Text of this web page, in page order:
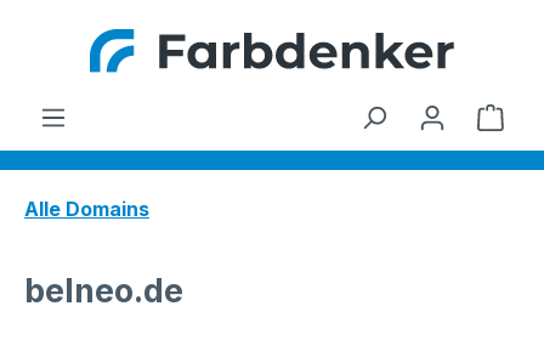
Zum Hauptinhalt springen
Alle Domains
belneo.de